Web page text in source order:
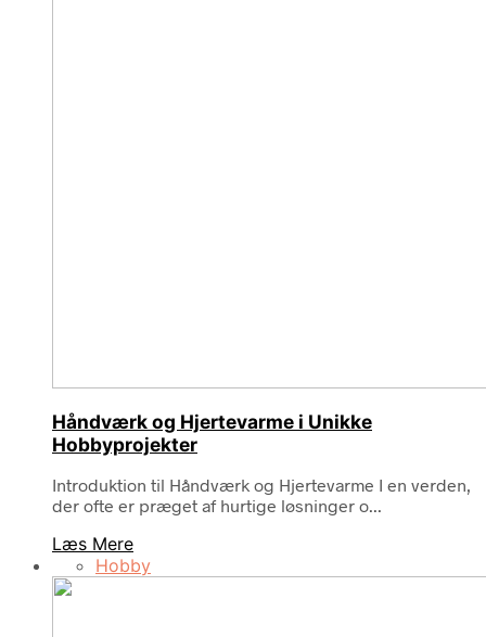
Håndværk og Hjertevarme i Unikke
Hobbyprojekter
Introduktion til Håndværk og Hjertevarme I en verden,
der ofte er præget af hurtige løsninger o...
Læs Mere
Hobby